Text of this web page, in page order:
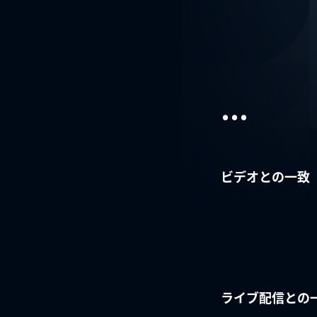
...
ビデオとの一致
ライブ配信との